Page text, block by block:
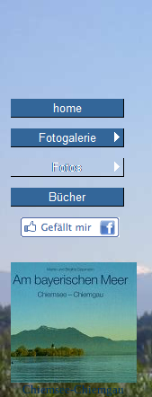
Chiemsee-Chiemgau